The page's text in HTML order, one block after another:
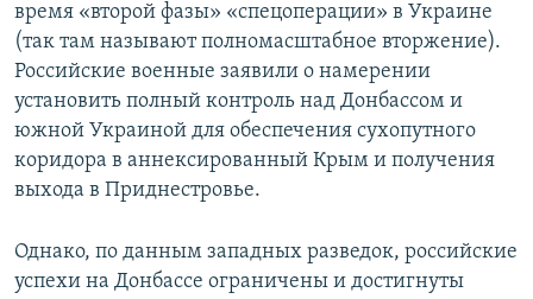
время «второй фазы» «спецоперации» в Украине
(так там называют полномасштабное вторжение).
Российские военные заявили о намерении
установить полный контроль над Донбассом и
южной Украиной для обеспечения сухопутного
коридора в аннексированный Крым и получения
выхода в Приднестровье.
Однако, по данным западных разведок, российские
успехи на Донбассе ограничены и достигнуты